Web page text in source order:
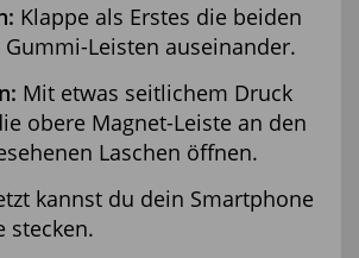
Klappe als Erstes die beiden
Gummi-Leisten auseinander.
Mit etwas seitlichem Druck
obere Magnet-Leiste an den
Laschen öffnen.
kannst du dein Smartphone
stecken.